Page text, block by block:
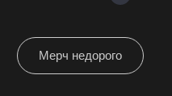
Мерч недорого